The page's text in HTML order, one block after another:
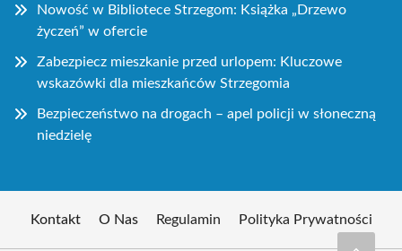
Nowość w Bibliotece Strzegom: Książka „Drzewo
życzeń” w ofercie
Zabezpiecz mieszkanie przed urlopem: Kluczowe
wskazówki dla mieszkańców Strzegomia
Bezpieczeństwo na drogach – apel policji w słoneczną
niedzielę
Kontakt O Nas Regulamin Polityka Prywatności